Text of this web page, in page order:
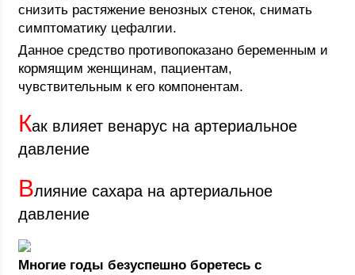
снизить растяжение венозных стенок, снимать
симптоматику цефалгии.
Данное средство противопоказано беременным и
кормящим женщинам, пациентам,
чувствительным к его компонентам.
Как влияет венарус на артериальное
давление
Влияние сахара на артериальное
давление
Многие годы безуспешно боретесь с